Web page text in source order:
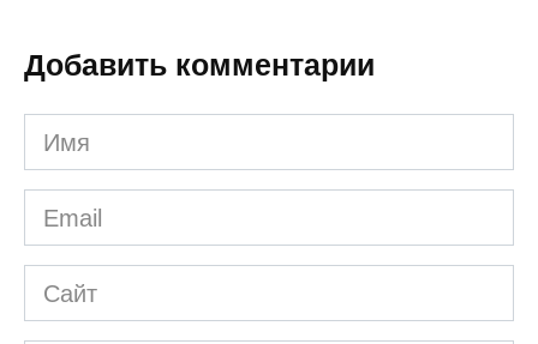
Добавить комментарии
Имя
*
Email
*
Сайт